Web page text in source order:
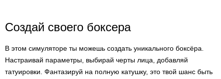
Создай своего боксера
В этом симуляторе ты можешь создать уникального боксёра.
Настраивай параметры, выбирай черты лица, добавляй
татуировки. Фантазируй на полную катушку, это твой шанс быть